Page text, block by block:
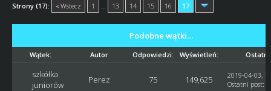
Strony (17): « Wstecz 1 13 14 15 16 17
Podobne wątki…
Wątek: Autor Odpowiedzi: Wyświetleń:
szkółka
juniorów
Perez 75 149,625
2019-04-03,
Ostatni post: